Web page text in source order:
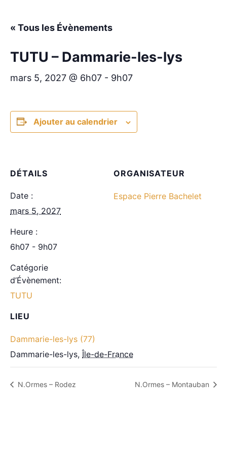
« Tous les Évènements
TUTU – Dammarie-les-lys
mars 5, 2027 @ 6h07 - 9h07
Ajouter au calendrier
DÉTAILS
Date :
mars 5, 2027
Heure :
6h07 - 9h07
Catégorie
d’Évènement:
TUTU
LIEU
Dammarie-les-lys (77)
Dammarie-les-lys, Île-de-France
ORGANISATEUR
Espace Pierre Bachelet
N.Ormes – Rodez N.Ormes – Montauban